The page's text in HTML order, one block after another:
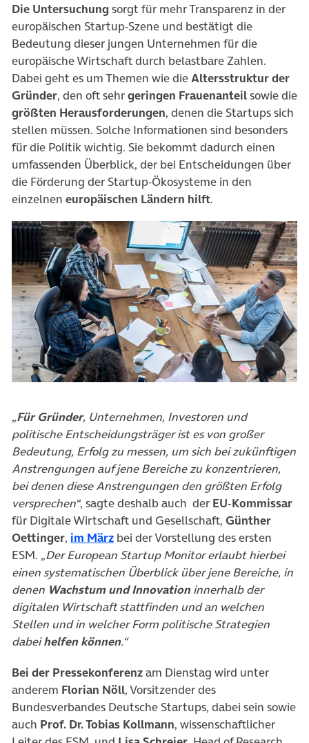
Die Untersuchung sorgt für mehr Transparenz in der
europäischen Startup-Szene und bestätigt die
Bedeutung dieser jungen Unternehmen für die
europäische Wirtschaft durch belastbare Zahlen.
Dabei geht es um Themen wie dieAltersstruktur der
Gründer, den oft sehrgeringen Frauenanteilsowie die
größten Herausforderungen, denen die Startups sich
stellen müssen. Solche Informationen sind besonders
für die Politik wichtig. Sie bekommt dadurch einen
umfassenden Überblick, der bei Entscheidungen über
die Förderung der Startup-Ökosysteme in den
einzelnen europäischen Ländern hilft.
„Für Gründer, Unternehmen, Investoren und
politische Entscheidungsträger ist es von großer
Bedeutung, Erfolg zu messen, um sich bei zukünftigen
Anstrengungen auf jene Bereiche zu konzentrieren,
bei denen diese Anstrengungen den größten Erfolg
versprechen“, sagte deshalb auch der EU-Kommissar
für Digitale Wirtschaft und Gesellschaft, Günther
Oettinger, im März(öffnet in neuem Tab)
bei der Vorstellung des ersten
ESM. „Der European Startup Monitor erlaubt hierbei
einen systematischen Überblick über jene Bereiche, in
denen Wachstum und Innovationinnerhalb der
digitalen Wirtschaft stattfinden und an welchen
Stellen und in welcher Form politische Strategien
dabeihelfen können.“
Bei der Pressekonferenzam Dienstag wird unter
anderem Florian Nöll, Vorsitzender des
Bundesverbandes Deutsche Startups, dabei sein sowie
auch Prof. Dr. Tobias Kollmann, wissenschaftlicher